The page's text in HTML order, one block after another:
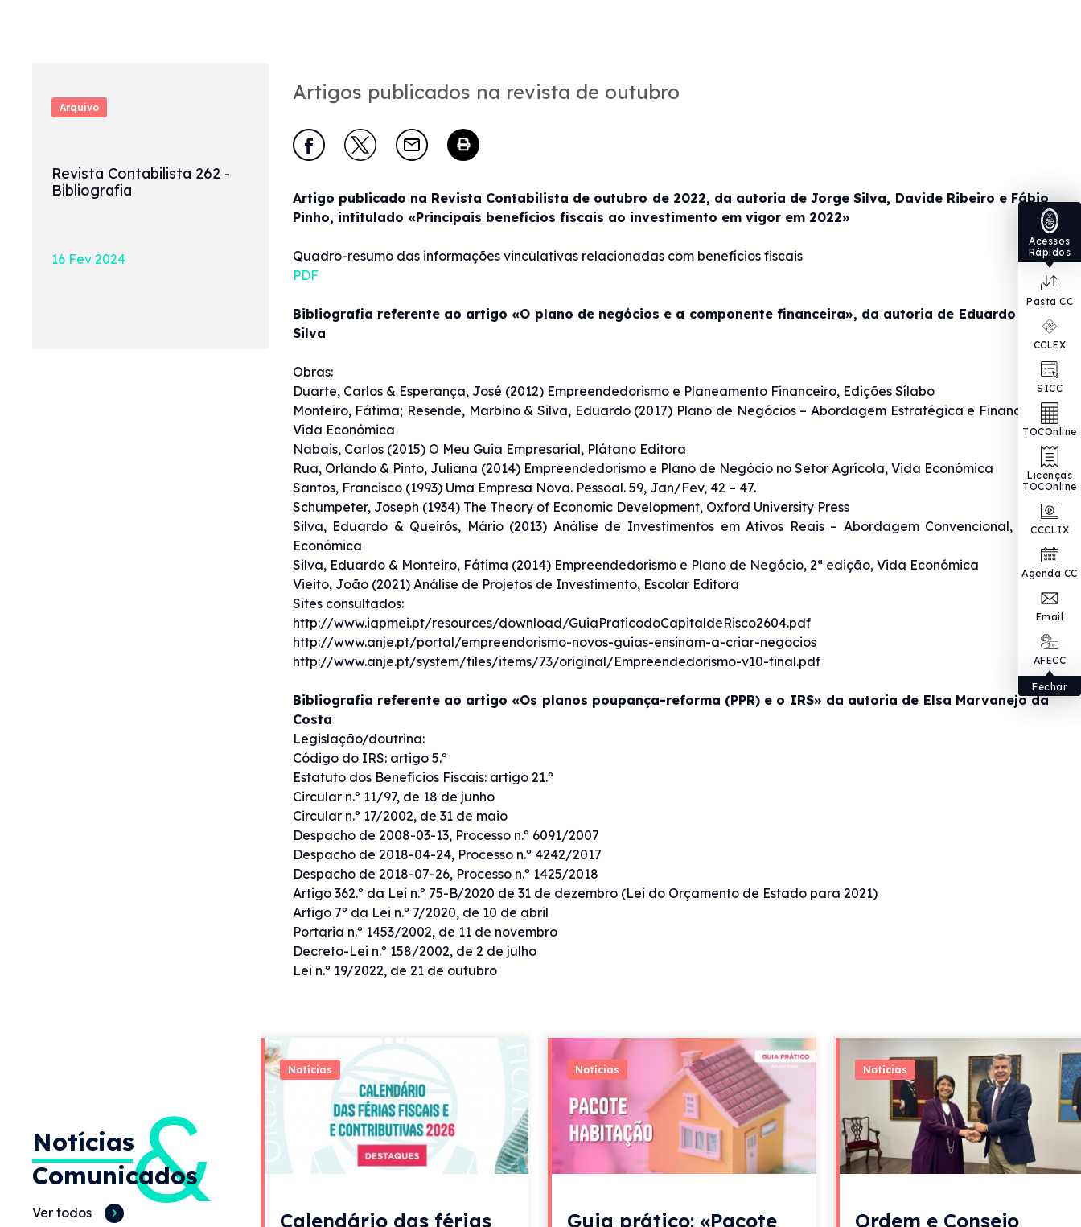
Acessos
Rápidos
Pasta CC
CCLEX
SICC
TOCOnline
Licenças
TOCOnline
CCCLIX
Agenda CC
Email
AFECC
Fechar
Arquivo
Revista Contabilista 262 -
Bibliografia
16 Fev 2024
Artigos publicados na revista de outubro
Artigo publicado na Revista Contabilista de outubro de 2022, da autoria de Jorge Silva, Davide Ribeiro e Fábio
Pinho, intitulado «Principais benefícios fiscais ao investimento em vigor em 2022»
Quadro-resumo das informações vinculativas relacionadas com benefícios fiscais
PDF
Bibliografia referente ao artigo «O plano de negócios e a componente financeira», da autoria de Eduardo Sá e
Silva
Obras:
Duarte, Carlos & Esperança, José (2012) Empreendedorismo e Planeamento Financeiro, Edições Sílabo
Monteiro, Fátima; Resende, Marbino & Silva, Eduardo (2017) Plano de Negócios – Abordagem Estratégica e Financeira,
Vida Económica
Nabais, Carlos (2015) O Meu Guia Empresarial, Plátano Editora
Rua, Orlando & Pinto, Juliana (2014) Empreendedorismo e Plano de Negócio no Setor Agrícola, Vida Económica
Santos, Francisco (1993) Uma Empresa Nova. Pessoal. 59, Jan/Fev, 42 – 47.
Schumpeter, Joseph (1934) The Theory of Economic Development, Oxford University Press
Silva, Eduardo & Queirós, Mário (2013) Análise de Investimentos em Ativos Reais – Abordagem Convencional, Vida
Económica
Silva, Eduardo & Monteiro, Fátima (2014) Empreendedorismo e Plano de Negócio, 2ª edição, Vida Económica
Vieito, João (2021) Análise de Projetos de Investimento, Escolar Editora
Sites consultados:
http://www.iapmei.pt/resources/download/GuiaPraticodoCapitaldeRisco2604.pdf
http://www.anje.pt/portal/empreendorismo-novos-guias-ensinam-a-criar-negocios
http://www.anje.pt/system/files/items/73/original/Empreendedorismo-v10-final.pdf
Bibliografia referente ao artigo «Os planos poupança-reforma (PPR) e o IRS» da autoria de Elsa Marvanejo da
Costa
Legislação/doutrina:
Código do IRS: artigo 5.º
Estatuto dos Benefícios Fiscais: artigo 21.º
Circular n.º 11/97, de 18 de junho
Circular n.º 17/2002, de 31 de maio
Despacho de 2008-03-13, Processo n.º 6091/2007
Despacho de 2018-04-24, Processo n.º 4242/2017
Despacho de 2018-07-26, Processo n.º 1425/2018
Artigo 362.º da Lei n.º 75-B/2020 de 31 de dezembro (Lei do Orçamento de Estado para 2021)
Artigo 7º da Lei n.º 7/2020, de 10 de abril
Portaria n.º 1453/2002, de 11 de novembro
Decreto-Lei n.º 158/2002, de 2 de julho
Lei n.º 19/2022, de 21 de outubro
Notícias&
Comunicados
Ver todos
Notícias
Calendário das férias
Notícias
Guia prático: «Pacote
Notícias
Ordem e Consejo